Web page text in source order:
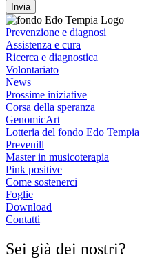
Invia
Prevenzione e diagnosi
Assistenza e cura
Ricerca e diagnostica
Volontariato
News
Prossime iniziative
Corsa della speranza
GenomicArt
Lotteria del fondo Edo Tempia
Prevenill
Master in musicoterapia
Pink positive
Come sostenerci
Foglie
Download
Contatti
Sei già dei nostri?